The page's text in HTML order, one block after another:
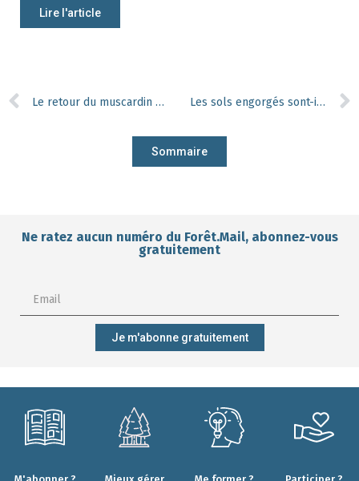
Lire l'article
Le retour du muscardin dans les forêts juvéniles Les sols engorgés sont-ils les alliés des tempêtes ?
Sommaire
Ne ratez aucun numéro du Forêt.Mail, abonnez-vous
gratuitement
Je m'abonne gratuitement